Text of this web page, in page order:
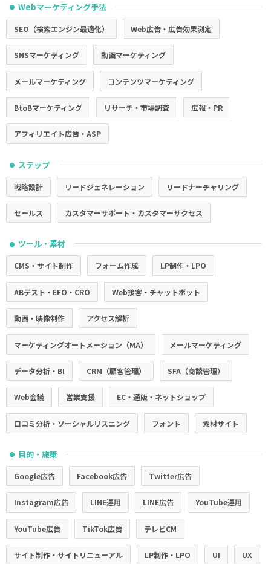
● Webマーケティング手法
SEO（検索エンジン最適化） Web広告・広告効果測定
SNSマーケティング 動画マーケティング
メールマーケティング コンテンツマーケティング
BtoBマーケティング リサーチ・市場調査 広報・PR
アフィリエイト広告・ASP
● ステップ
戦略設計 リードジェネレーション リードナーチャリング
セールス カスタマーサポート・カスタマーサクセス
● ツール・素材
CMS・サイト制作 フォーム作成 LP制作・LPO
ABテスト・EFO・CRO Web接客・チャットボット
動画・映像制作 アクセス解析
マーケティングオートメーション（MA） メールマーケティング
データ分析・BI CRM（顧客管理） SFA（商談管理）
Web会議 営業支援 EC・通販・ネットショップ
口コミ分析・ソーシャルリスニング フォント 素材サイト
● 目的・施策
Google広告 Facebook広告 Twitter広告
Instagram広告 LINE運用 LINE広告 YouTube運用
YouTube広告 TikTok広告 テレビCM
サイト制作・サイトリニューアル LP制作・LPO UI UX